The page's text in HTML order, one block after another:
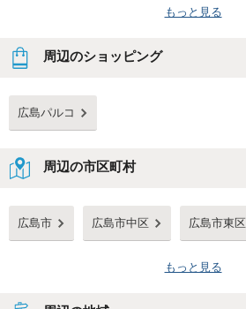
もっと見る
周辺のショッピング
広島パルコ
周辺の市区町村
広島市 広島市中区 広島市東区
もっと見る